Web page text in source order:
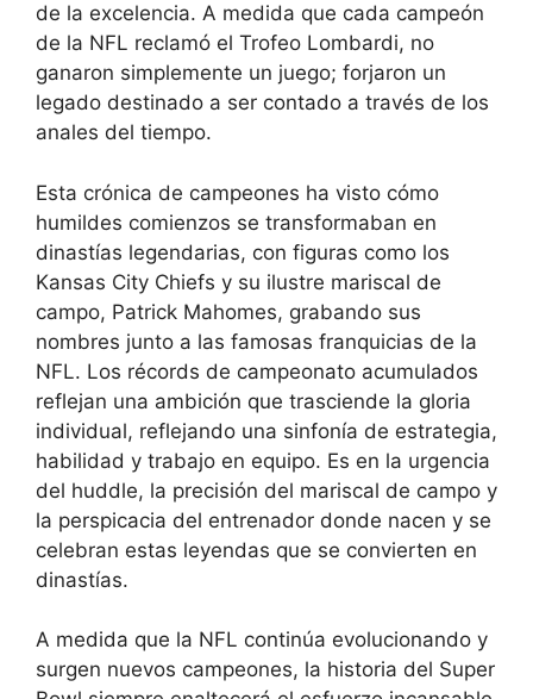
de la excelencia. A medida que cada campeón
de la NFL reclamó el Trofeo Lombardi, no
ganaron simplemente un juego; forjaron un
legado destinado a ser contado a través de los
anales del tiempo.
Esta crónica de campeones ha visto cómo
humildes comienzos se transformaban en
dinastías legendarias, con figuras como los
Kansas City Chiefs y su ilustre mariscal de
campo, Patrick Mahomes, grabando sus
nombres junto a las famosas franquicias de la
NFL. Los récords de campeonato acumulados
reflejan una ambición que trasciende la gloria
individual, reflejando una sinfonía de estrategia,
habilidad y trabajo en equipo. Es en la urgencia
del huddle, la precisión del mariscal de campo y
la perspicacia del entrenador donde nacen y se
celebran estas leyendas que se convierten en
dinastías.
A medida que la NFL continúa evolucionando y
surgen nuevos campeones, la historia del Super